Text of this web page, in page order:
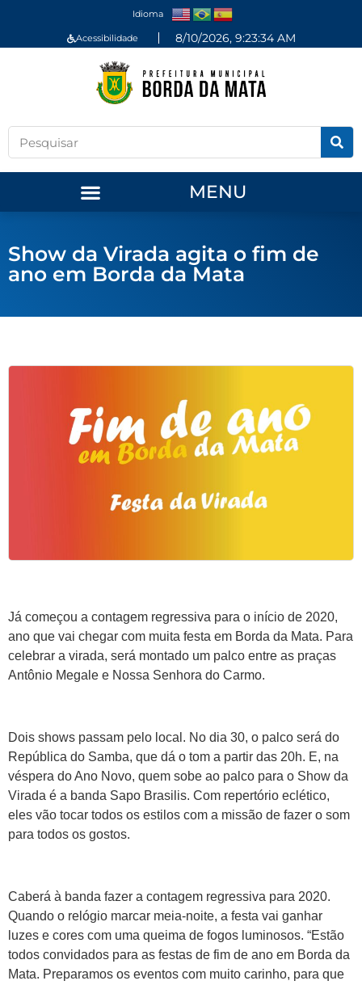
Idioma
Acessibilidade 8/10/2026, 9:23:34 AM
MENU
Show da Virada agita o fim de
ano em Borda da Mata
Já começou a contagem regressiva para o início de 2020,
ano que vai chegar com muita festa em Borda da Mata. Para
celebrar a virada, será montado um palco entre as praças
Antônio Megale e Nossa Senhora do Carmo.
Dois shows passam pelo local. No dia 30, o palco será do
República do Samba, que dá o tom a partir das 20h. E, na
véspera do Ano Novo, quem sobe ao palco para o Show da
Virada é a banda Sapo Brasilis. Com repertório eclético,
eles vão tocar todos os estilos com a missão de fazer o som
para todos os gostos.
Caberá à banda fazer a contagem regressiva para 2020.
Quando o relógio marcar meia-noite, a festa vai ganhar
luzes e cores com uma queima de fogos luminosos. “Estão
todos convidados para as festas de fim de ano em Borda da
Mata. Preparamos os eventos com muito carinho, para que